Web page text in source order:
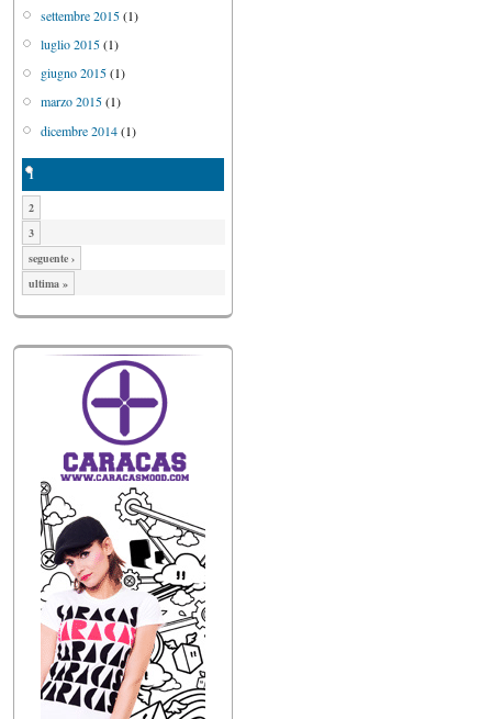
settembre 2015(1)
luglio 2015(1)
giugno 2015(1)
marzo 2015(1)
dicembre 2014(1)
1
2
3
seguente ›
ultima »